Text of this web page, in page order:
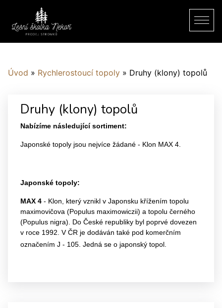
Úvod » Rychlerostoucí topoly » Druhy (klony) topolů
Druhy (klony) topolů
Nabízíme následující sortiment:
Japonské topoly jsou nejvíce žádané - Klon MAX 4.
Japonské topoly:
MAX 4 - Klon, který vznikl v Japonsku křížením topolu
maximovičova (Populus maximowiczii) a topolu černého
(Populus nigra). Do České republiky byl poprvé dovezen
v roce 1992. V ČR je dodáván také pod komerčním
označením J - 105. Jedná se o japonský topol.